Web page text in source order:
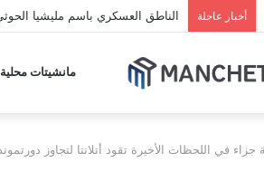
أخبار عاجلة الناطق العسكري باسم مليشيا
مانشيتات محلية
جزاء في اللحظات الأخيرة تقود أتلانتا لتجاوز